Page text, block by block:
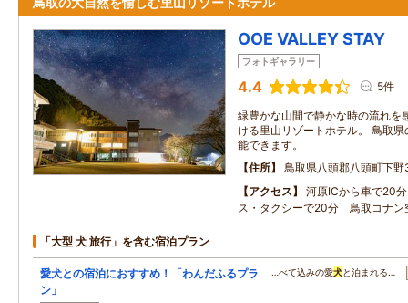
OOE VALLEY STAY
フォトギャラリー
4.4 5件
緑豊かな山間で静かな時の流れを
ける里山リゾートホテル。 鳥取
能できます。
住所
鳥取県八頭郡八頭町下
アクセス
河原ICから車で20
ス・タクシーで20分 鳥取コナン
「大型 犬 旅行」を含む宿泊プラン
愛犬との宿泊におすすめ！「わんだふるプラ
ン」
…べて込みの愛犬と泊まれる…